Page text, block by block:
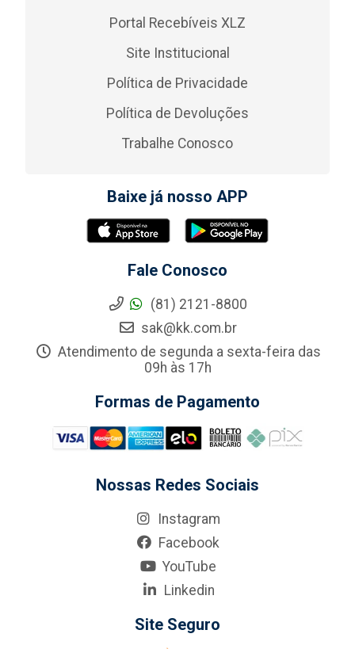
Portal Recebíveis XLZ
Site Institucional
Política de Privacidade
Política de Devoluções
Trabalhe Conosco
Baixe já nosso APP
Fale Conosco
(81) 2121-8800
sak@kk.com.br
Atendimento de segunda a sexta-feira das
09h às 17h
Formas de Pagamento
Nossas Redes Sociais
Instagram
Facebook
YouTube
Linkedin
Site Seguro